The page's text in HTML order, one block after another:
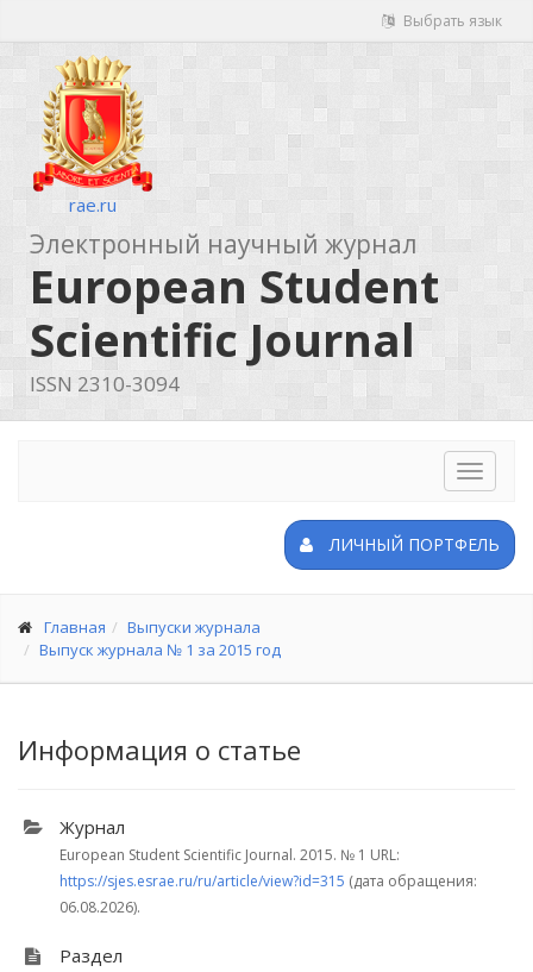
Выбрать язык
rae.ru
Электронный научный журнал
European Student
Scientific Journal
ISSN 2310-3094
Toggle
ЛИЧНЫЙ ПОРТФЕЛЬ
Главная
Выпуски журнала
Выпуск журнала № 1 за 2015 год
Информация о статье
Журнал
European Student Scientific Journal. 2015. № 1 URL:
https://sjes.esrae.ru/ru/article/view?id=315 (дата обращения:
06.08.2026).
Раздел